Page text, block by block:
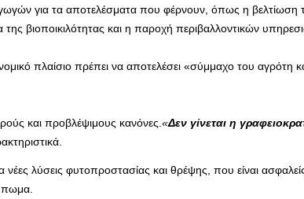
για τα αποτελέσματα που φέρνουν, όπως η βελτίωση
βιοποικιλότητας και η παροχή περιβαλλοντικών
πλαίσιο πρέπει να αποτελέσει «σύμμαχο του αγρότη
και προβλέψιμους κανόνες. «Δεν γίνεται η
νέες λύσεις φυτοπροστασίας και θρέψης, που είναι